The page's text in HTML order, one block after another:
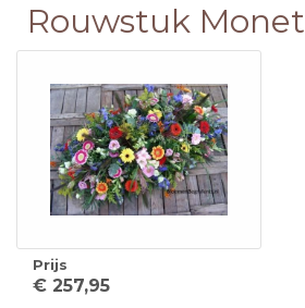
Rouwstuk Monet
Prijs
€ 257,95